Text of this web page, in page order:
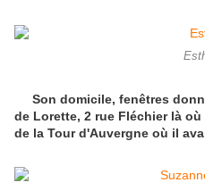
Son domicile, fenêtres
de Lorette, 2 rue Fléchier là
de la Tour d'Auvergne où il